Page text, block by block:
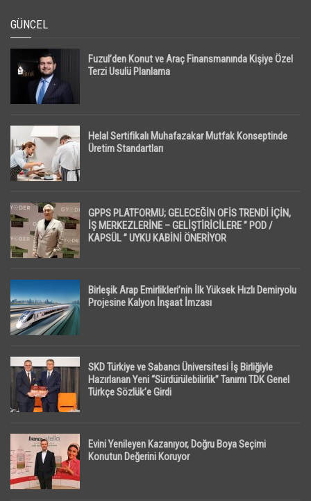
GÜNCEL
Fuzul’den Konut ve Araç Finansmanında Kişiye Özel
Terzi Usulü Planlama
Helal Sertifikalı Muhafazakar Mutfak Konseptinde
Üretim Standartları
GPPS PLATFORMU; GELECEĞİN OFİS TRENDİ İÇİN,
İŞ MERKEZLERİNE – GELİŞTİRİCİLERE ” POD /
KAPSÜL ” UYKU KABİNİ ÖNERİYOR
Birleşik Arap Emirlikleri’nin İlk Yüksek Hızlı Demiryolu
Projesine Kalyon İnşaat İmzası
SKD Türkiye ve Sabancı Üniversitesi İş Birliğiyle
Hazırlanan Yeni “Sürdürülebilirlik” Tanımı TDK Genel
Türkçe Sözlük’e Girdi
Evini Yenileyen Kazanıyor, Doğru Boya Seçimi
Konutun Değerini Koruyor